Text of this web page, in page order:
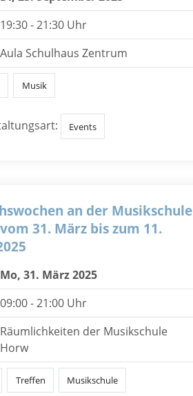
19:30 - 21:30 Uhr
Aula Schulhaus Zentrum
Musik
Events
an der Musikschule
31. März bis zum 11.
Mo, 31. März 2025
09:00 - 21:00 Uhr
Räumlichkeiten der Musikschule
Horw
Treffen Musikschule